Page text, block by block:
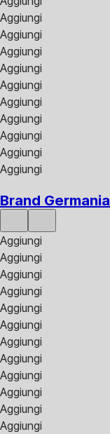
Aggiungi
Aggiungi
Aggiungi
Aggiungi
Aggiungi
Aggiungi
Aggiungi
Aggiungi
Aggiungi
Aggiungi
Brand Germania
Aggiungi
Aggiungi
Aggiungi
Aggiungi
Aggiungi
Aggiungi
Aggiungi
Aggiungi
Aggiungi
Aggiungi
Aggiungi
Aggiungi